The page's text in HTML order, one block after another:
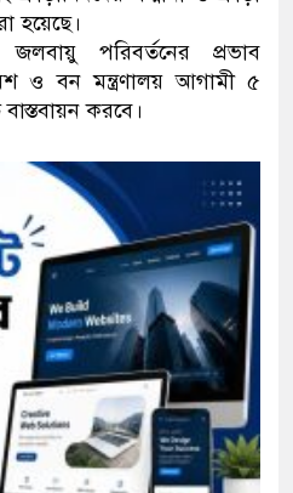
হয়েছে।
পরিবর্তনের প্রভাব
ও বন মন্ত্রণালয় আগামী ৫
করবে।